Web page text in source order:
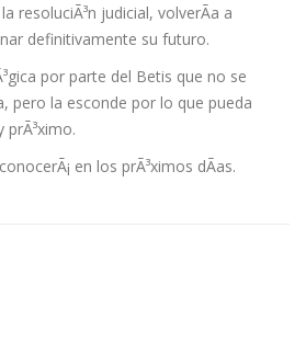
resoluciÃ³n judicial, volverÃ­a a
definitivamente su futuro.
por parte del Betis que no se
pero la esconde por lo que pueda
en los prÃ³ximos dÃ­as.